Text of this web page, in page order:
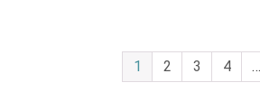
1 2 3 4 …